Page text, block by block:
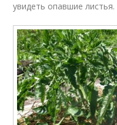
увидеть опавшие листья.